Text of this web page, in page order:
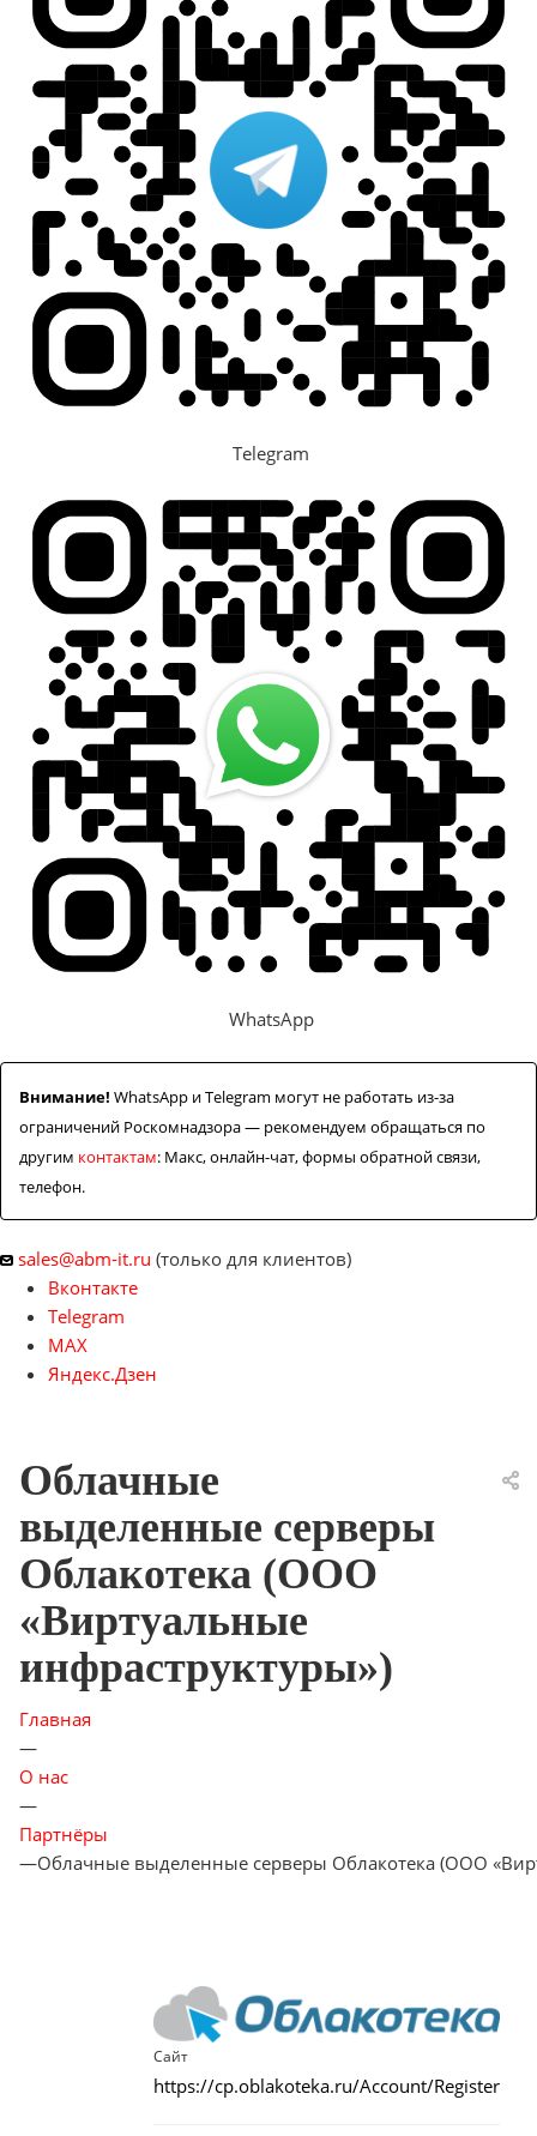
Telegram
WhatsApp
Внимание! WhatsApp и Telegram могут не работать из-за
ограничений Роскомнадзора — рекомендуем обращаться по
другим контактам: Макс, онлайн-чат, формы обратной связи,
телефон.
sales@abm-it.ru (только для клиентов)
Вконтакте
Telegram
MAX
Яндекс.Дзен
Облачные
выделенные серверы
Облакотека (ООО
«Виртуальные
инфраструктуры»)
Главная
—
О нас
—
Партнёры
—Облачные выделенные серверы Облакотека (ООО
Сайт
https://cp.oblakoteka.ru/Account/Register